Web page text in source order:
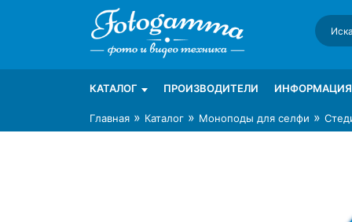
Интернет-магазин фототехники Foto-
Магазин фотоаксессуаров foto-gamma.ru
КАТАЛОГ ПРОИЗВОДИТЕЛИ ИНФОРМАЦИЯ
Главная » Каталог » Моноподы для селфи »